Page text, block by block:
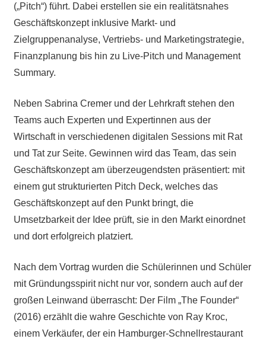
(„Pitch“) führt. Dabei erstellen sie ein realitätsnahes
Geschäftskonzept inklusive Markt- und
Zielgruppenanalyse, Vertriebs- und Marketingstrategie,
Finanzplanung bis hin zu Live-Pitch und Management
Summary.
Neben Sabrina Cremer und der Lehrkraft stehen den
Teams auch Experten und Expertinnen aus der
Wirtschaft in verschiedenen digitalen Sessions mit Rat
und Tat zur Seite. Gewinnen wird das Team, das sein
Geschäftskonzept am überzeugendsten präsentiert: mit
einem gut strukturierten Pitch Deck, welches das
Geschäftskonzept auf den Punkt bringt, die
Umsetzbarkeit der Idee prüft, sie in den Markt einordnet
und dort erfolgreich platziert.
Nach dem Vortrag wurden die Schülerinnen und Schüler
mit Gründungsspirit nicht nur vor, sondern auch auf der
großen Leinwand überrascht: Der Film „The Founder“
(2016) erzählt die wahre Geschichte von Ray Kroc,
einem Verkäufer, der ein Hamburger-Schnellrestaurant